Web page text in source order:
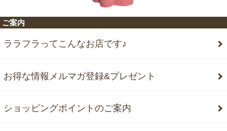
ご案内
ララフラってこんなお店です♪
お得な情報メルマガ登録&プレゼント
ショッピングポイントのご案内